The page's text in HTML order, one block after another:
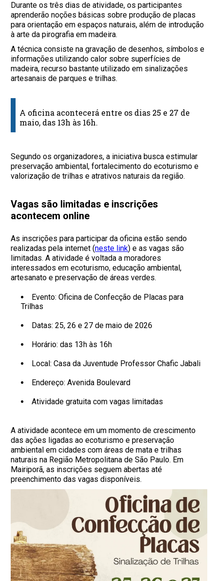
Durante os três dias de atividade, os participantes
aprenderão noções básicas sobre produção de placas
para orientação em espaços naturais, além de introdução
à arte da pirografia em madeira.
A técnica consiste na gravação de desenhos, símbolos e
informações utilizando calor sobre superfícies de
madeira, recurso bastante utilizado em sinalizações
artesanais de parques e trilhas.
A oficina acontecerá entre os dias 25 e 27 de
maio, das 13h às 16h.
Segundo os organizadores, a iniciativa busca estimular
preservação ambiental, fortalecimento do ecoturismo e
valorização de trilhas e atrativos naturais da região.
Vagas são limitadas e inscrições
acontecem online
As inscrições para participar da oficina estão sendo
realizadas pela internet (neste link) e as vagas são
limitadas. A atividade é voltada a moradores
interessados em ecoturismo, educação ambiental,
artesanato e preservação de áreas verdes.
Evento: Oficina de Confecção de Placas para
Trilhas
Datas: 25, 26 e 27 de maio de 2026
Horário: das 13h às 16h
Local: Casa da Juventude Professor Chafic Jabali
Endereço: Avenida Boulevard
Atividade gratuita com vagas limitadas
A atividade acontece em um momento de crescimento
das ações ligadas ao ecoturismo e preservação
ambiental em cidades com áreas de mata e trilhas
naturais na Região Metropolitana de São Paulo. Em
Mairiporã, as inscrições seguem abertas até
preenchimento das vagas disponíveis.